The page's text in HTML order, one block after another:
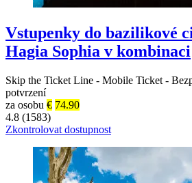
Vstupenky do bazilikové
Hagia Sophia v kombinaci
Skip the Ticket Line - Mobile Ticket -
potvrzení
za osobu € 74.90
4.8 (1583)
Zkontrolovat dostupnost